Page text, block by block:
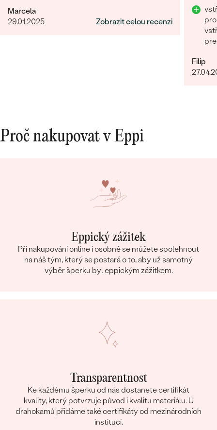
doporučit.
Marcela
29.01.2025
Zobrazit celou recenzi
Filip
Proč nakupovat v Eppi
Eppický zážitek
Při nakupování online i osobně se můžete spolehnout
na náš tým, který se postará o to, aby už samotný
výběr šperku byl eppickým zážitkem.
Transparentnost
Ke každému šperku od nás dostanete certifikát
kvality, který potvrzuje původ i kvalitu materiálu. U
drahokamů přidáme také certifikáty od mezinárodních
institucí.